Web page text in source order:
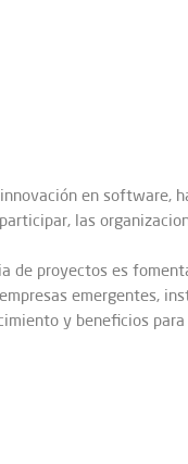
en software,
las
de proyectos es
emergentes,
y beneficios